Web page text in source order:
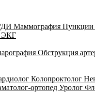
Маммография Пункции
ЭКГ
Обструкция
Колопроктолог
ортопед Уролог